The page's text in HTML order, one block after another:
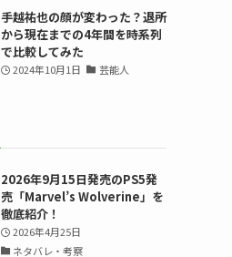
手越祐也の顔が変わった？退所
から現在までの4年間を時系列
で比較してみた
2024年10月1日 芸能人
2026年9月15日発売のPS5発
売「Marvel’s Wolverine」を
徹底紹介！
2026年4月25日
ネタバレ・考察